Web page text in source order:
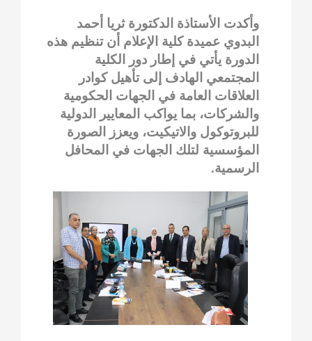
وأكدت الأستاذة الدكتورة ثريا أحمد
البدوي عميدة كلية الإعلام أن تنظيم هذه
الدورة يأتي في إطار دور الكلية
المجتمعي الهادف إلى تأهيل كوادر
العلاقات العامة في الجهات الحكومية
والشركات، بما يواكب المعايير الدولية
للبروتوكول والاتيكيت، ويعزز الصورة
المؤسسية لتلك الجهات في المحافل
الرسمية.